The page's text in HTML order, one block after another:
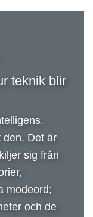
teknik blir
den. Det är
sig från
modeord;
och de